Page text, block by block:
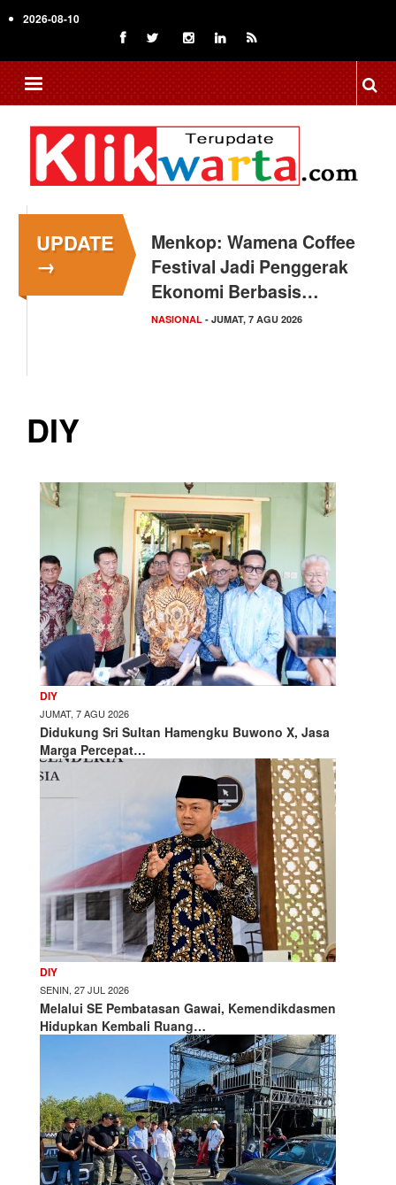
to
content
2026-08-10
UPDATE
→
Menkop: Wamena Coffee
Festival Jadi Penggerak
Ekonomi Berbasis…
NASIONAL - JUMAT, 7 AGU 2026
DIY
DIY
JUMAT, 7 AGU 2026
Didukung Sri Sultan Hamengku Buwono X, Jasa
Marga Percepat…
DIY
SENIN, 27 JUL 2026
Melalui SE Pembatasan Gawai, Kemendikdasmen
Hidupkan Kembali Ruang…